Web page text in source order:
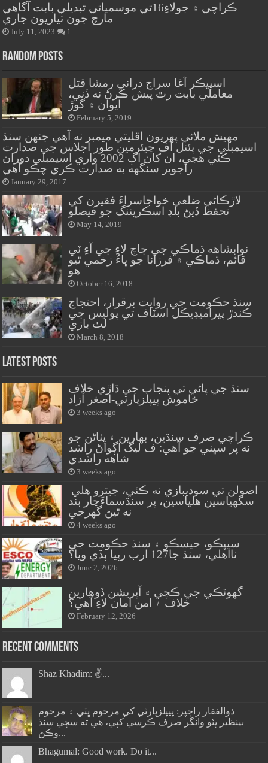
ڪراچي ۾ جولاءِ16تي موسمياتي تبديلي بابت آگاهي
مارچ جون تياريون جاري
July 11, 2023 1
Random Posts
اسپيڪر آغا سراج دراني رمشا قتل
معاملي بابت رٿ پيش ڪرڻ نه ڏني،
ايوان ۾ گوڙ
February 5, 2019
مهيش ملاڻي پهريون اقليتي ميمبر نه آهي جنهن سنڌ
اسيمبلي جي پئنل آف چيئرمين طور اجلاس جي صدارت
ڪئي هجي، ان کان اڳ 2002 واري اسيمبلي دوران
راجوير سنگهه به صدارت ڪري چڪو آهي
January 29, 2017
لاڙڪاڻي ضلعي خواجاسراءَ فقيرن کي
تحفظ ڏيڻ بلڊ اسڪريننگ جو فيصلو
May 14, 2019
نوابشاهه ڌماڪي جي جاچ لاءِ جي آءِ ٽي
قائم، ڌماڪي ۾ فرزانا جو ڀاءُ زخمي ٿيو
هو
October 16, 2018
سنڌ حڪومت جي روايت برقرار، احتجاج
ڪندڙ پيراميڊيڪل اسٽاف تي پوليس جي
لٺ بازي
March 8, 2018
Latest Posts
سنڌ جي پاڻي تي پنجاب جي ڌاڙي خلاف
خاموش پيپلزپارٽي-اصغر آزاد
3 weeks ago
ڪراچي صرف سنڌين، بهارين ۽ پٺاڻن جو
نه پر سڀني جو آهي: ف ليگ اڳواڻ راشد
شاهه راشدي
3 weeks ago
سگهياسين هلياسين، پر سنڌسماءَچار بند
نه ٿيڻ گهرجي
4 weeks ago
سيپڪو، حيسڪو ۽ سنڌ حڪومت جي
نااهلي، سنڌ جا127 ارب رپيا ٻڏي ويا؟
June 2, 2026
گهوٽڪي جي ڪچي ۾ آپريشن ڏوهارين
خلاف ۽ امن امان لاءِ آهي؟
February 12, 2026
Recent Comments
Shaz Khadim: ✌️...
ذوالفقار راڄپر: پيپلزپارٽي کي مرحوم ڀٽي ۽ مرحوم
بينظير ڀٽو وانگر صرف ڪرسي کپي، هي ته سڄي سنڌ
وڪڻ...
Bhagumal: Good work. Do it...